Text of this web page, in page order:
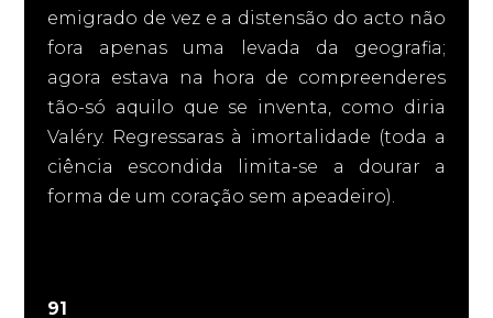
emigrado de vez e a distensão do acto não
fora apenas uma levada da geografia;
agora estava na hora de compreenderes
tão-só aquilo que se inventa, como diria
Valéry. Regressaras à imortalidade (toda a
ciência escondida limita-se a dourar a
forma de um coração sem apeadeiro).
91